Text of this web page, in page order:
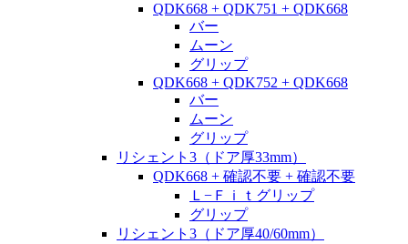
QDK668 + QDK751 + QDK668
バー
ムーン
グリップ
QDK668 + QDK752 + QDK668
バー
ムーン
グリップ
リシェント3（ドア厚33mm）
QDK668 + 確認不要 + 確認不要
Ｌ−Ｆｉｔグリップ
グリップ
リシェント3（ドア厚40/60mm）